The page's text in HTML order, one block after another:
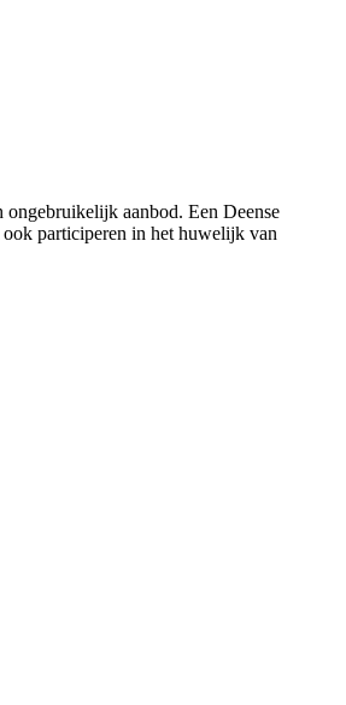
aanbod. Een Deense
ook participeren in het huwelijk van